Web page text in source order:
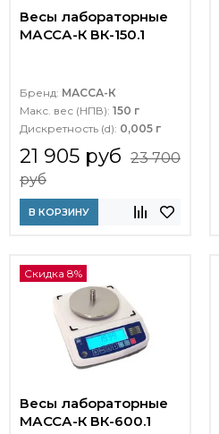
Весы лабораторные
МАССА-К ВК-150.1
Бренд: МАССА-К
Макс. вес (НПВ): 150 г
Дискретность (d): 0,005 г
21 905 руб 23 700
руб
В КОРЗИНУ
Скидка 8%
Весы лабораторные
МАССА-К ВК-600.1